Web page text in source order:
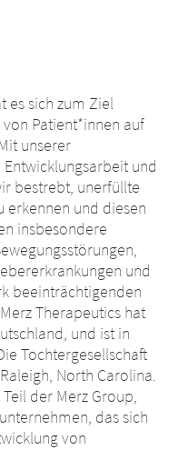
es sich zum Ziel
Patient*innen auf
unserer
und
bestrebt, unerfüllte
erkennen und diesen
insbesondere
und
beeinträchtigenden
Therapeutics hat
und ist in
Tochtergesellschaft
North Carolina.
der Merz Group,
das sich
von
Bezüglich
und der
zu anderen
GmbH
Die Merz
keine
dieser
Nutzung
Sie jedoch, uns
Inhalte auf
unterrichten.
Die
die von
einem
dieser
zu
den
des
betrieben
GmbH
für
oder für die
jedoch, uns
Inhalte
zu